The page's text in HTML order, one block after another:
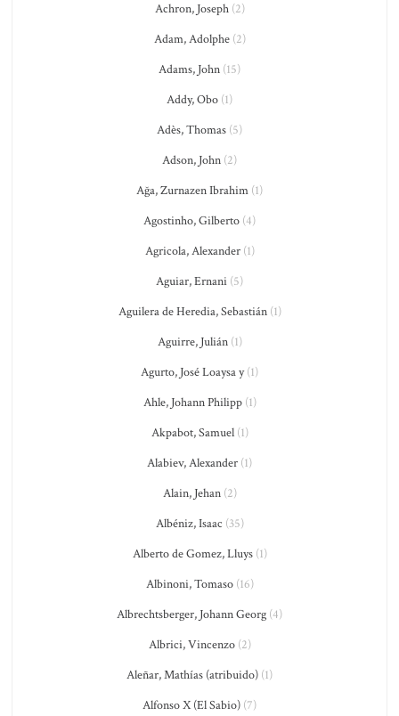
Achron, Joseph(2)
Adam, Adolphe(2)
Adams, John (15)
Addy, Obo (1)
Adès, Thomas (5)
Adson, John (2)
Ağa, Zurnazen Ibrahim (1)
Agostinho, Gilberto (4)
Agricola, Alexander(1)
Aguiar, Ernani (5)
Aguilera de Heredia, Sebastián(1)
Aguirre, Julián(1)
Agurto, José Loaysa y(1)
Ahle, Johann Philipp(1)
Akpabot, Samuel(1)
Alabiev, Alexander (1)
Alain, Jehan(2)
Albéniz, Isaac (35)
Alberto de Gomez, Lluys(1)
Albinoni, Tomaso(16)
Albrechtsberger, Johann Georg (4)
Albrici, Vincenzo(2)
Aleñar, Mathías (atribuido) (1)
Alfonso X (El Sabio) (7)